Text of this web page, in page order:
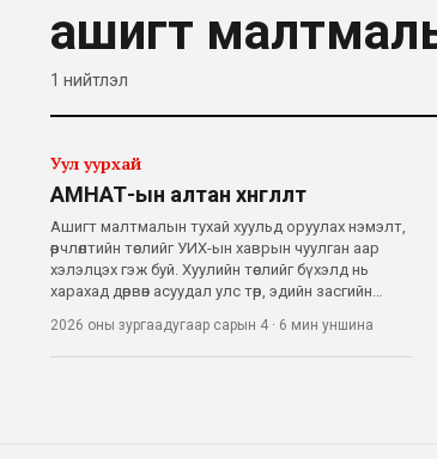
ашигт
1 нийтлэл
Уул уурхай
АМНАТ-ын алтан хөнгөлөлт
Ашигт малтмалын тухай хуульд оруулах нэмэлт,
өөрчлөлтийн төслийг УИХ-ын хаврын чуулган аар
хэлэлцэх гэж буй. Хуулийн төслийг бүхэлд нь
харахад дөрвөн асуудал улс төр, эдийн засгийн
байна. Нэгдүгээрт, “чухал ашигт малтмал” гэх
цоо шинэ ангилал нэмэхээр тусгаж
2026 оны зургаадугаар сарын 4 · 6 мин уншина